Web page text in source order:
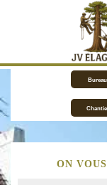
Bureau
ON